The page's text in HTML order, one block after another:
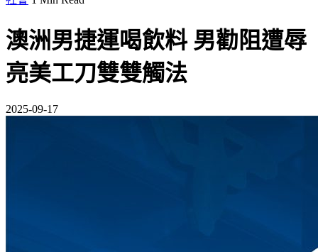
澳洲男捷運喝飲料 男勸阻遭辱
亮美工刀雙雙觸法
2025-09-17